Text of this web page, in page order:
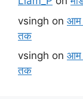
vsingh on आम
तक
vsingh on आम
तक